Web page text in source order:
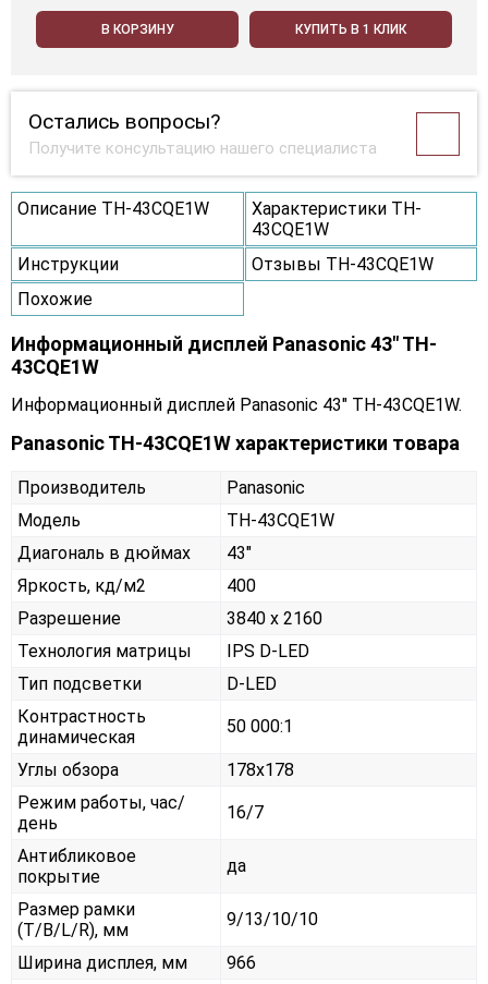
В КОРЗИНУ КУПИТЬ В 1 КЛИК
Остались вопросы?
Получите консультацию нашего специалиста
Описание TH-43CQE1W
Характеристики TH-
43CQE1W
Инструкции
Отзывы TH-43CQE1W
Похожие
Информационный дисплей Panasonic 43" TH-
43CQE1W
Информационный дисплей Panasonic 43" TH-43CQE1W.
Panasonic TH-43CQE1W характеристики товара
Производитель
Panasonic
Модель
TH-43CQE1W
Диагональ в дюймах
43"
Яркость, кд/м2
400
Разрешение
3840 x 2160
Технология матрицы
IPS D-LED
Тип подсветки
D-LED
Контрастность
динамическая
50 000:1
Углы обзора
178x178
Режим работы, час/
день
16/7
Антибликовое
покрытие
да
Размер рамки
(T/B/L/R), мм
9/13/10/10
Ширина дисплея, мм
966